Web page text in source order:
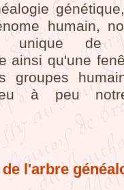
humain,
unique de
ainsi qu'une
groupes
à peu
l'arbre